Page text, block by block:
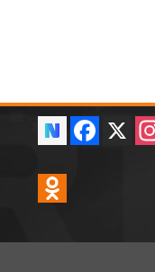
Facebook
X